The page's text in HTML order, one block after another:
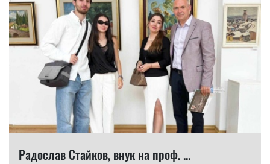
Радослав Стайков, внук на проф. ...